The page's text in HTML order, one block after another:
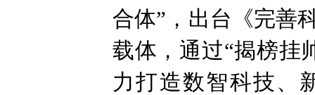
合体”，出台《完善
载体，通过“揭榜挂
力打造数智科技、